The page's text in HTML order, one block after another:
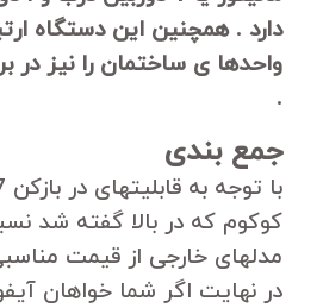
دارد . همچنین این دستگاه
واحدها ی ساختمان را نیز در
.
جمع بندی
کوکوم که در بالا گفته شد
مدلهای خارجی از قیمت
در نهایت اگر شما خواهان